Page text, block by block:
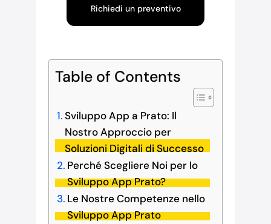
Richiedi un preventivo
Table of Contents
Sviluppo App a Prato: Il
Nostro Approccio per
Soluzioni Digitali di Successo
Perché Scegliere Noi per lo
Sviluppo App Prato?
Le Nostre Competenze nello
Sviluppo App Prato